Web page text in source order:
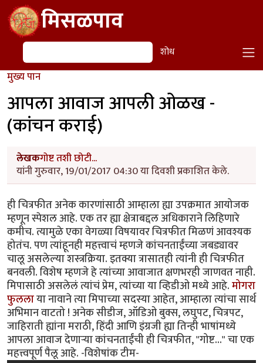
Skip to main contentमिसळपाव
शोध शोध
मुख्य पान
आपला आवाज आपली ओळख -
(कांचन कराई)
लेखकगोष्ट तशी छोटी...
यांनी गुरुवार, 19/01/2017 04:30 या दिवशी प्रकाशित केले.
ही चित्रफीत अनेक कारणांसाठी आम्हाला ह्या उपक्रमात आयोजक
म्हणून स्पेशल आहे. एक तर ह्या क्षेत्राबद्दल अधिकाराने लिहिणारे
कमीच. त्यामुळे एका वेगळ्या विषयावर चित्रफीत मिळणं आवश्यक
होतंच. पण त्यांहूनही महत्त्वाचं म्हणजे कांचनताईंच्या जबड्यावर
चालू असलेल्या शस्त्रक्रिया. इतक्या त्रासातही त्यांनी ही चित्रफीत
बनवली. विशेष म्हणजे हे त्यांच्या आवाजात क्षणभरही जाणवत नाही.
मिपासाठी असलेलं त्यांचं प्रेम, त्यांच्या या व्हिडीओ मध्ये आहे.मोगरा
फुललाया नावाने त्या मिपाच्या सदस्या आहेत, आम्हाला त्यांचा सार्थ
अभिमान वाटतो ! अनेक सीडीज, ऑडिओ बुक्स, लघुपट, चित्रपट,
जाहिराती ह्यांना मराठी, हिंदी आणि इंग्रजी ह्या तिन्ही भाषांमध्ये
आपला आवाज देणार्‍या कांचनताईंची ही चित्रफीत, "गोष्ट..." चा एक
महत्त्वपूर्ण पैलू आहे. -विशेषांक टीम-